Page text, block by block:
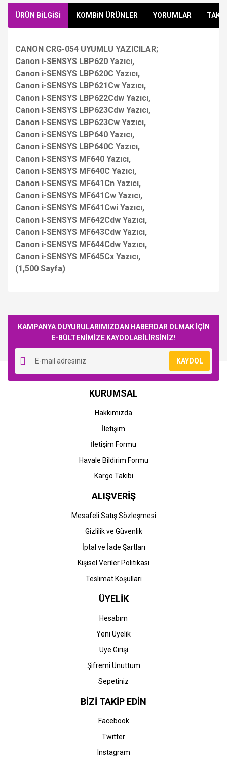
ÜRÜN BİLGİSİ KOMBİN ÜRÜNLER YORUMLAR
CANON CRG-054 UYUMLU YAZICILAR;
Canon i-SENSYS LBP620 Yazıcı,
Canon i-SENSYS LBP620C Yazıcı,
Canon i-SENSYS LBP621Cw Yazıcı,
Canon i-SENSYS LBP622Cdw Yazıcı,
Canon i-SENSYS LBP623Cdw Yazıcı,
Canon i-SENSYS LBP623Cw Yazıcı,
Canon i-SENSYS LBP640 Yazıcı,
Canon i-SENSYS LBP640C Yazıcı,
Canon i-SENSYS MF640 Yazıcı,
Canon i-SENSYS MF640C Yazıcı,
Canon i-SENSYS MF641Cn Yazıcı,
Canon i-SENSYS MF641Cw Yazıcı,
Canon i-SENSYS MF641Cwi Yazıcı,
Canon i-SENSYS MF642Cdw Yazıcı,
Canon i-SENSYS MF643Cdw Yazıcı,
Canon i-SENSYS MF644Cdw Yazıcı,
Canon i-SENSYS MF645Cx Yazıcı,
(1,500 Sayfa)
Yorum Yaz
LBP621-LBP622-LBP623-
LBP621-LBP622-LBP623-
MF642-MF643-MF644-
6.067,13 TL
Canon CRG-054 (LBP620-
LBP621-LBP622-LBP623-
LBP640-MF640-MF641-
Canon
Canon CRG-054 (LBP620-
LBP640-MF640-MF641-
MF642-MF643-MF644-
Canon CRG-054 (LBP620-
MF645) Muadil Multipack
LBP621-LBP622-LBP623-
LBP640-MF640-MF641-
486,34 TL
KAMPANYA DUYURULARIMIZDAN HABERDAR OLMAK İÇİN
E-BÜLTENİMİZE KAYDOLABİLİRSİNİZ!
KAYDOL
KURUMSAL
Hakkımızda
İletişim
İletişim Formu
Havale Bildirim Formu
Kargo Takibi
ALIŞVERİŞ
Mesafeli Satış Sözleşmesi
Gizlilik ve Güvenlik
İptal ve İade Şartları
Kişisel Veriler Politikası
Teslimat Koşulları
ÜYELİK
Hesabım
Yeni Üyelik
Üye Girişi
Şifremi Unuttum
Sepetiniz
BİZİ TAKİP EDİN
Facebook
Twitter
Instagram